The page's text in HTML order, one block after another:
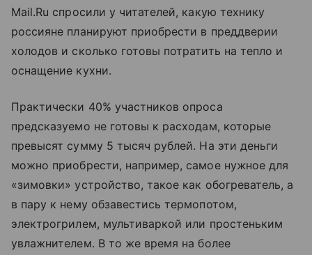
Mail.Ru спросили у читателей, какую технику
россияне планируют приобрести в преддверии
холодов и сколько готовы потратить на тепло и
оснащение кухни.
Практически 40% участников опроса
предсказуемо не готовы к расходам, которые
превысят сумму 5 тысяч рублей. На эти деньги
можно приобрести, например, самое нужное для
«зимовки» устройство, такое как обогреватель, а
в пару к нему обзавестись термопотом,
электрогрилем, мультиваркой или простеньким
увлажнителем. В то же время на более